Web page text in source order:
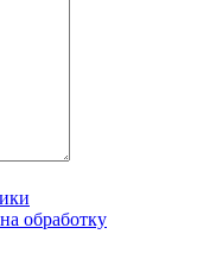
обработку